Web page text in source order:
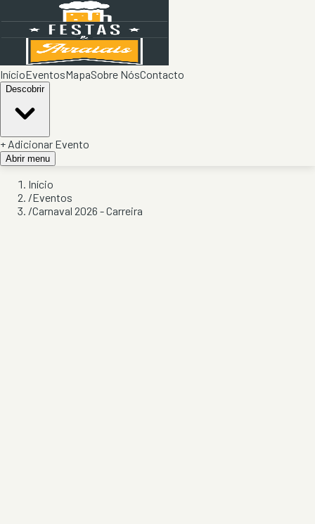
InícioEventosMapaSobre NósContacto
Descobrir
+ Adicionar Evento
Abrir menu
Início
/Eventos
/Carnaval 2026 - Carreira